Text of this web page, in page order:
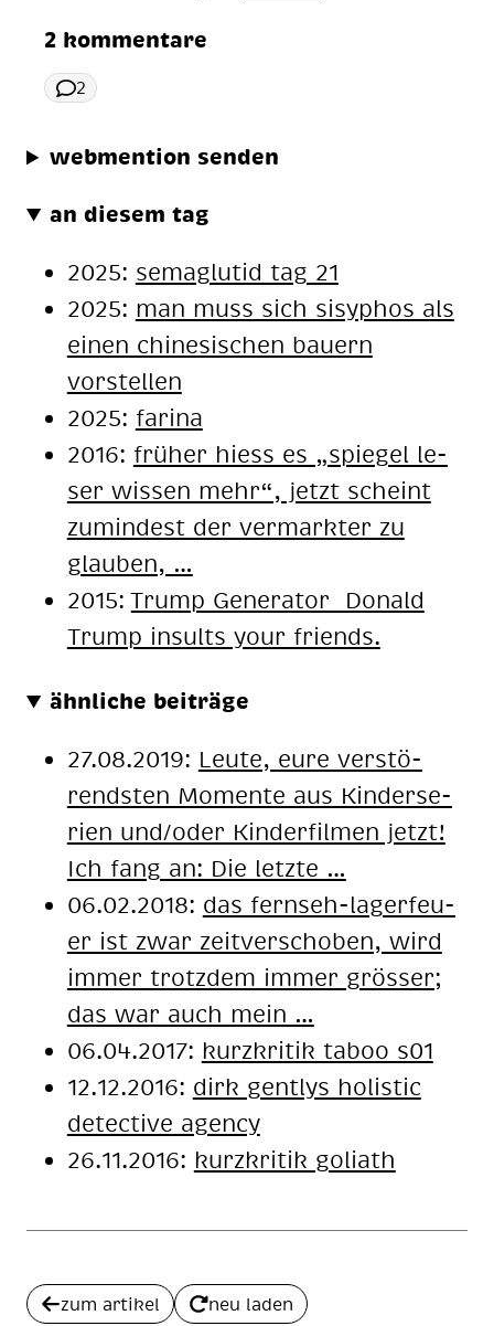
2 kommentare
2
webmention senden
an diesem tag
2025: semaglutid tag 21
2025: man muss sich sisyphos als
einen chinesischen bauern
vorstellen
2025: farina
2016: frü­her hiess es „spie­gel le­
ser wis­sen mehr“, jetzt scheint
zu­min­dest der ver­mark­ter zu
glau­ben, …
2015:Trump Ge­ne­ra­tor Do­nald
Trump in­sults your fri­ends.
ähnliche beiträge
27.08.2019: Leute, eure ver­stö­
rends­ten Momente aus Kin­der­se­
ri­en und/oder Kin­der­fil­men jetzt!
Ich fang an: Die letzte …
06.02.2018: das fern­seh-la­ger­feu­
er ist zwar zeit­ver­scho­ben, wird
im­mer trotz­dem im­mer grös­ser;
das war auch mein …
06.04.2017: kurzkritik taboo s01
12.12.2016: dirk gentlys holistic
detective agency
26.11.2016: kurzkritik goliath
zum artikel neu laden